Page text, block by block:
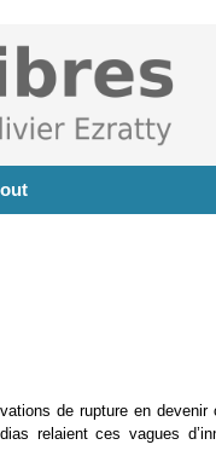
de rupture en
relaient ces vagues